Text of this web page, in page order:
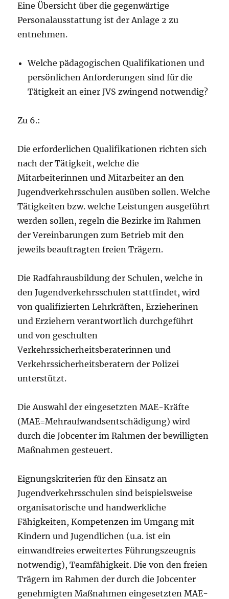
Eine Übersicht über die gegenwärtige
Personalausstattung ist der Anlage 2 zu
entnehmen.
Welche pädagogischen Qualifikationen und
persönlichen Anforderungen sind für die
Tätigkeit an einer JVS zwingend notwendig?
Zu 6.:
Die erforderlichen Qualifikationen richten sich
nach der Tätigkeit, welche die
Mitarbeiterinnen und Mitarbeiter an den
Jugendverkehrsschulen ausüben sollen. Welche
Tätigkeiten bzw. welche Leistungen ausgeführt
werden sollen, regeln die Bezirke im Rahmen
der Vereinbarungen zum Betrieb mit den
jeweils beauftragten freien Trägern.
Die Radfahrausbildung der Schulen, welche in
den Jugendverkehrsschulen stattfindet, wird
von qualifizierten Lehrkräften, Erzieherinen
und Erziehern verantwortlich durchgeführt
und von geschulten
Verkehrssicherheitsberaterinnen und
Verkehrssicherheitsberatern der Polizei
unterstützt.
Die Auswahl der eingesetzten MAE-Kräfte
(MAE=Mehraufwandsentschädigung) wird
durch die Jobcenter im Rahmen der bewilligten
Maßnahmen gesteuert.
Eignungskriterien für den Einsatz an
Jugendverkehrsschulen sind beispielsweise
organisatorische und handwerkliche
Fähigkeiten, Kompetenzen im Umgang mit
Kindern und Jugendlichen (u.a. ist ein
einwandfreies erweitertes Führungszeugnis
notwendig), Teamfähigkeit. Die von den freien
Trägern im Rahmen der durch die Jobcenter
genehmigten Maßnahmen eingesetzten MAE-